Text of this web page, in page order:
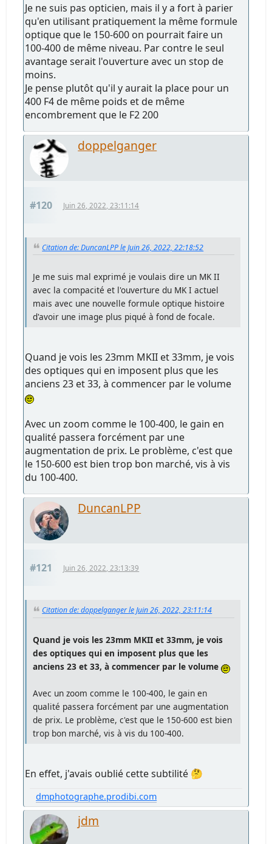
Je ne suis pas opticien, mais il y a fort à parier
qu'en utilisant pratiquement la même formule
optique que le 150-600 on pourrait faire un
100-400 de même niveau. Par contre le seul
avantage serait l'ouverture avec un stop de
moins.
Je pense plutôt qu'il y aurait la place pour un
400 F4 de même poids et de même
encombrement que le F2 200
doppelganger
#120 Juin 26, 2022, 23:11:14
Citation de: DuncanLPP le Juin 26, 2022, 22:18:52
Je me suis mal exprimé je voulais dire un MK II
avec la compacité et l'ouverture du MK I actuel
mais avec une nouvelle formule optique histoire
d'avoir une image plus piqué à fond de focale.
Quand je vois les 23mm MKII et 33mm, je vois
des optiques qui en imposent plus que les
anciens 23 et 33, à commencer par le volume
Avec un zoom comme le 100-400, le gain en
qualité passera forcément par une
augmentation de prix. Le problème, c'est que
le 150-600 est bien trop bon marché, vis à vis
du 100-400.
DuncanLPP
#121 Juin 26, 2022, 23:13:39
Citation de: doppelganger le Juin 26, 2022, 23:11:14
Quand je vois les 23mm MKII et 33mm, je vois
des optiques qui en imposent plus que les
anciens 23 et 33, à commencer par le volume
Avec un zoom comme le 100-400, le gain en
qualité passera forcément par une augmentation
de prix. Le problème, c'est que le 150-600 est bien
trop bon marché, vis à vis du 100-400.
En effet, j'avais oublié cette subtilité 🤔
dmphotographe.prodibi.com
jdm